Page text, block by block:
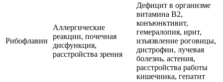
Рибофлавин
Аллергические
реакции, почечная
дисфункция,
расстройства зрения
Дефицит в организме
витамина В2,
конъюнктивит,
гемералопия, ирит,
изъязвление роговицы,
дистрофии, лучевая
болезнь, астения,
расстройства работы
кишечника, гепатит